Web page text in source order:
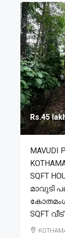
Rs.45
MAVUDI
SQFT
മാവുടി
SQFT